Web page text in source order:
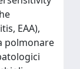
EAA),
polmonare